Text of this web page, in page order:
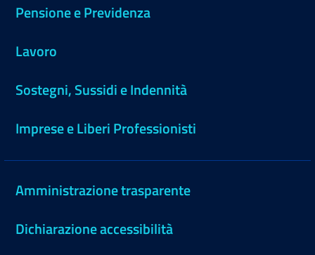
Pensione e Previdenza
Lavoro
Sostegni, Sussidi e Indennità
Imprese e Liberi Professionisti
Amministrazione trasparente
Dichiarazione accessibilità